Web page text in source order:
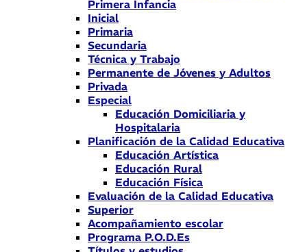
Primera Infancia
Inicial
Primaria
Secundaria
Técnica y Trabajo
Permanente de Jóvenes y Adultos
Privada
Especial
Educación Domiciliaria y
Hospitalaria
Planificación de la Calidad Educativa
Educación Artística
Educación Rural
Educación Física
Evaluación de la Calidad Educativa
Superior
Acompañamiento escolar
Programa P.O.D.Es